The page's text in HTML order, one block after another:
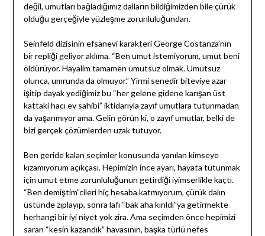
değil, umutları bağladığımız dalların bildiğimizden bile çürük
olduğu gerçeğiyle yüzleşme zorunluluğundan.
Seinfeld dizisinin efsanevi karakteri George Costanza’nın
bir repliği geliyor aklıma. “Ben umut istemiyorum, umut beni
öldürüyor. Hayalim tamamen umutsuz olmak. Umutsuz
olunca, umrunda da olmuyor.” Yirmi senedir biteviye azar
işitip dayak yediğimiz bu “her gelene gidene karışan üst
kattaki hacı ev sahibi” iktidarıyla zayıf umutlara tutunmadan
da yaşanmıyor ama. Gelin görün ki, o zayıf umutlar, belki de
bizi gerçek çözümlerden uzak tutuyor.
Ben geride kalan seçimler konusunda yanılan kimseye
kızamıyorum açıkçası. Hepimizin ince ayarı, hayata tutunmak
için umut etme zorunluluğunun getirdiği iyimserlikle kaçtı.
“Ben demiştim”cileri hiç hesaba katmıyorum, çürük dalın
üstünde zıplayıp, sonra lafı “bak aha kırıldı”ya getirmekte
herhangi bir iyi niyet yok zira. Ama seçimden önce hepimizi
saran “kesin kazandık” havasının, başka türlü nefes